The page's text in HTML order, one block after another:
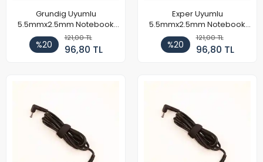
Grundig Uyumlu
5.5mmx2.5mm Notebook
Adaptör DC Kablosu
%20
121,00 TL
96,80 TL
Exper Uyumlu
5.5mmx2.5mm Notebook
Adaptör DC Kablosu
%20
121,00 TL
96,80 TL